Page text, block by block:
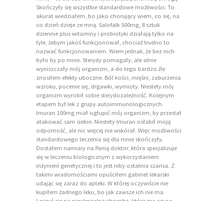
Skończyły się wszystkie standardowe możliwości. To
akurat wiedziałem, bo jako chorujący wiem, co się, na
co dzień dzieje ze mną. Salofalk 500mg, 8 sztuk
dziennie plus witaminy i probiotyki działają tylko na
tyle, żebym jakoś funkcjonował, chociaż trudno to
nazwać funkcjonowaniem. Wiem jednak, że bez nich
było by po mnie. Sterydy pomagały, ale silnie
wyniszczały mój organizm, a do tego bardzo źle
znosiłem efekty uboczne. Ból kości, mięśni, zaburzenia
wzroku, pocenie się, drgawki, wymioty. Niestety mój
organizm wyrobił sobie sterydozależność. Kolejnym
etapem był lek z grupy autoimmunologicznych.
Imuran 100mg miał ogłupić mój organizm, by przestał
atakować sam siebie. Niestety Imuran osłabił moją
odporność, ale nic więcej nie wskórał. Więc możliwości
standardowego leczenia się dla mnie skończyły.
Dostałem namiary na Panią doktor, która specjalizuje
się w leczeniu biologicznym z wykorzystaniem
inżynierii genetycznej i to jest niby ostatnia szansa. Z
takimi wiadomościami opuściłem gabinet lekarski
udając się zaraz do apteki. W której oczywiście nie
kupiłem żadnego leku, bo jak zawsze ich nie ma.